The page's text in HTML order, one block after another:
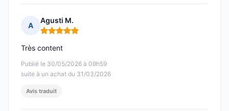
A
Agusti M.
Note : 5 sur 5
Publié le 30/05/2026 à 09h59
suite à un achat du 31/03/2026
Très content
Avis traduit